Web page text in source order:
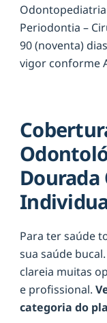
Odontopediatria
Periodontia –
90 (noventa)
vigor conforme
Para ter saúde
sua saúde
clareia muitas
e profissional.
categoria do